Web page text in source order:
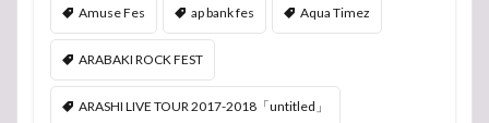
Amuse Fes ap bank fes Aqua Timez
ARABAKI ROCK FEST
ARASHI LIVE TOUR 2017-2018「untitled」